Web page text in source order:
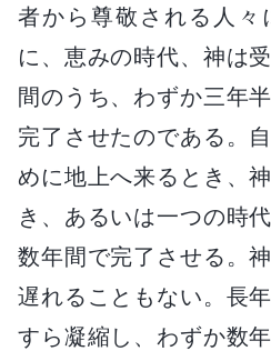
者から尊敬される人々
に、恵みの時代、神は
間のうち、わずか三年
完了させたのである。
めに地上へ来るとき、
き、あるいは一つの時
数年間で完了させる。
遅れることもない。長
すら凝縮し、わずか数